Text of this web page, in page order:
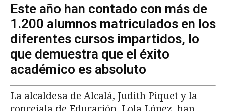
Este año han contado con más de
1.200 alumnos matriculados en los
diferentes cursos impartidos, lo
que demuestra que el éxito
académico es absoluto
La alcaldesa de Alcalá, Judith Piquet y la